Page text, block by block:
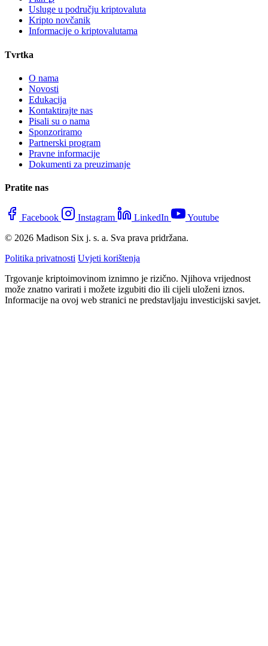
Usluge u području kriptovaluta
Kripto novčanik
Informacije o kriptovalutama
Tvrtka
O nama
Novosti
Edukacija
Kontaktirajte nas
Pisali su o nama
Sponzoriramo
Partnerski program
Pravne informacije
Dokumenti za preuzimanje
Pratite nas
Facebook Instagram LinkedIn
Youtube
© 2026 Madison Six j. s. a. Sva prava pridržana.
Politika privatnosti Uvjeti korištenja
Trgovanje kriptoimovinom iznimno je rizično. Njihova vrijednost
može znatno varirati i možete izgubiti dio ili cijeli uloženi iznos.
Informacije na ovoj web stranici ne predstavljaju investicijski savjet.